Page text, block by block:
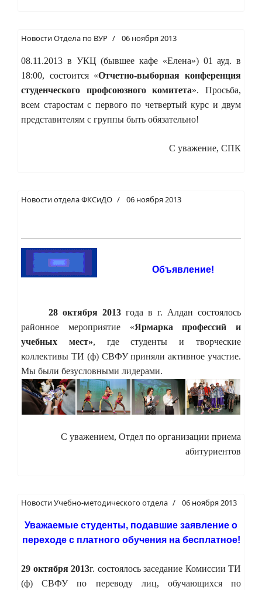
Новости Отдела по ВУР 06 ноября 2013
08.11.2013 в УКЦ (бывшее кафе «Елена») 01 ауд. в
18:00, состоится «Отчетно-выборная конференция
студенческого профсоюзного комитета». Просьба,
всем старостам с первого по четвертый курс и двум
представителям с группы быть обязательно!
С уважение, СПК
Новости отдела ФКСиДО 06 ноября 2013
Объявление!
28 октября 2013 года в г. Алдан состоялось
районное мероприятие «Ярмарка профессий и
учебных мест», где студенты и творческие
коллективы ТИ (ф) СВФУ приняли активное участие.
Мы были безусловными лидерами.
С уважением, Отдел по организации приема
абитуриентов
Новости Учебно-методического отдела 06 ноября 2013
Уважаемые студенты, подавшие заявление о
переходе с платного обучения на бесплатное!
29 октября 2013г. состоялось заседание Комиссии ТИ
(ф) СВФУ по переводу лиц, обучающихся по